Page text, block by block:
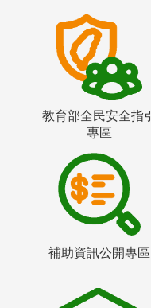
教育部全民安全指引
專區
補助資訊公開專區